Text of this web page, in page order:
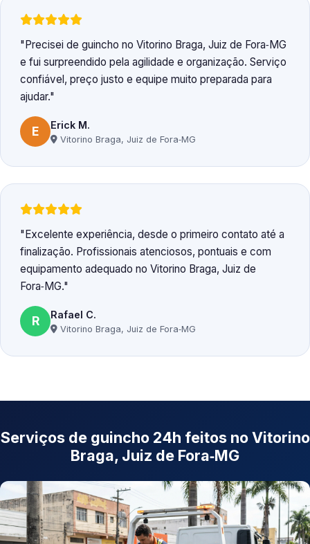
Precisei de guincho no Vitorino Braga, Juiz de Fora‑MG
e fui surpreendido pela agilidade e organização. Serviço
confiável, preço justo e equipe muito preparada para
ajudar.
E Erick M.
Vitorino Braga, Juiz de Fora‑MG
Excelente experiência, desde o primeiro contato até a
finalização. Profissionais atenciosos, pontuais e com
equipamento adequado no Vitorino Braga, Juiz de
Fora‑MG.
R Rafael C.
Vitorino Braga, Juiz de Fora‑MG
Serviços de guincho 24h feitos no Vitorino
Braga, Juiz de Fora‑MG